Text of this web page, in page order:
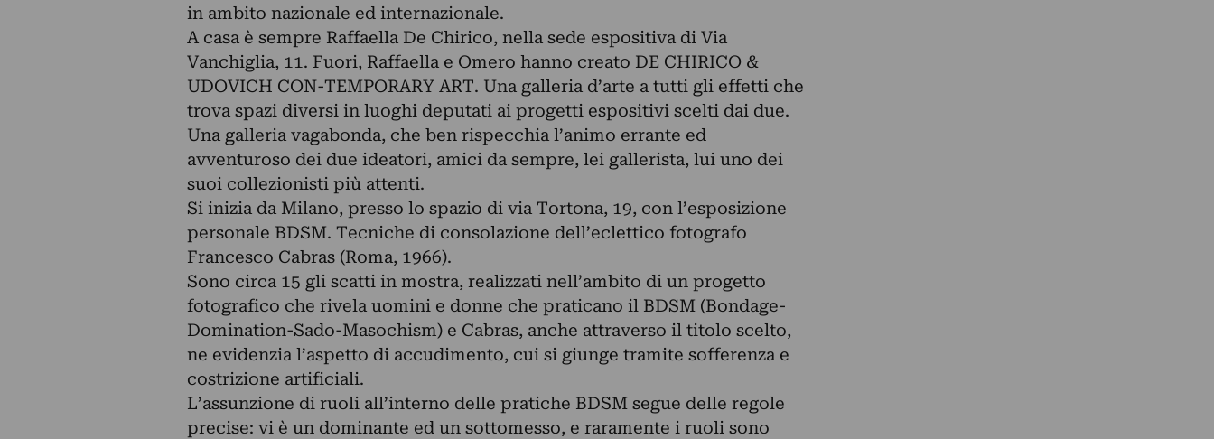
in ambito nazionale ed internazionale.
A casa è sempre Raffaella De Chirico, nella sede espositiva di Via
Vanchiglia, 11. Fuori, Raffaella e Omero hanno creato DE CHIRICO &
UDOVICH CON-TEMPORARY ART. Una galleria d’arte a tutti gli effetti che
trova spazi diversi in luoghi deputati ai progetti espositivi scelti dai due.
Una galleria vagabonda, che ben rispecchia l’animo errante ed
avventuroso dei due ideatori, amici da sempre, lei gallerista, lui uno dei
suoi collezionisti più attenti.
Si inizia da Milano, presso lo spazio di via Tortona, 19, con l’esposizione
personale BDSM. Tecniche di consolazione dell’eclettico fotografo
Francesco Cabras (Roma, 1966).
Sono circa 15 gli scatti in mostra, realizzati nell’ambito di un progetto
fotografico che rivela uomini e donne che praticano il BDSM (Bondage-
Domination-Sado-Masochism) e Cabras, anche attraverso il titolo scelto,
ne evidenzia l’aspetto di accudimento, cui si giunge tramite sofferenza e
costrizione artificiali.
L’assunzione di ruoli all’interno delle pratiche BDSM segue delle regole
precise: vi è un dominante ed un sottomesso, e raramente i ruoli sono